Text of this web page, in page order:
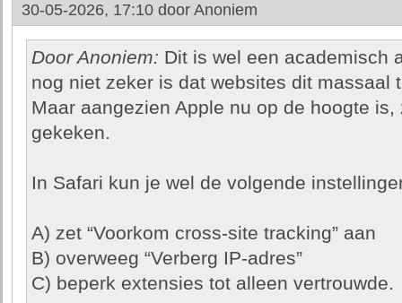
30-05-2026, 17:10 door Anoniem
Door Anoniem: Dit is wel een academisch
nog niet zeker is dat websites dit massaal
Maar aangezien Apple nu op de hoogte
gekeken.
In Safari kun je wel de volgende
A) zet “Voorkom cross-site tracking” aan
B) overweeg “Verberg IP-adres”
C) beperk extensies tot alleen vertrouwde.